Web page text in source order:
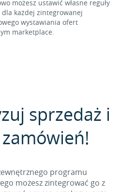
możesz ustawić własne reguły
każdej zintegrowanej
wystawiania ofert
marketplace.
sprzedaż i
programu
możesz zintegrować go z